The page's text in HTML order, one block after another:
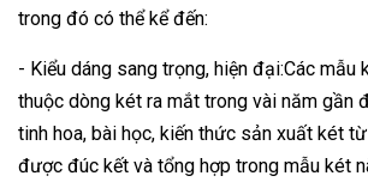
trong đó có thể kể đến:
- Kiểu dáng sang trọng, hiện đại:Các mẫu
thuộc dòng két ra mắt trong vài năm gần
tinh hoa, bài học, kiến thức sản xuất két
được đúc kết và tổng hợp trong mẫu két